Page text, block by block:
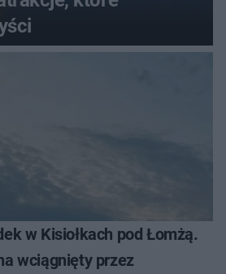
w Kisiołkach pod Łomżą.
wciągnięty przez